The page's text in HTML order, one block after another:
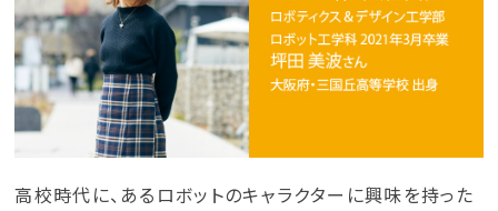
高校時代に、あるロボットのキャラクターに興味を持った
大学案内・入試ガイド
学部・学科紹介
大学院入試